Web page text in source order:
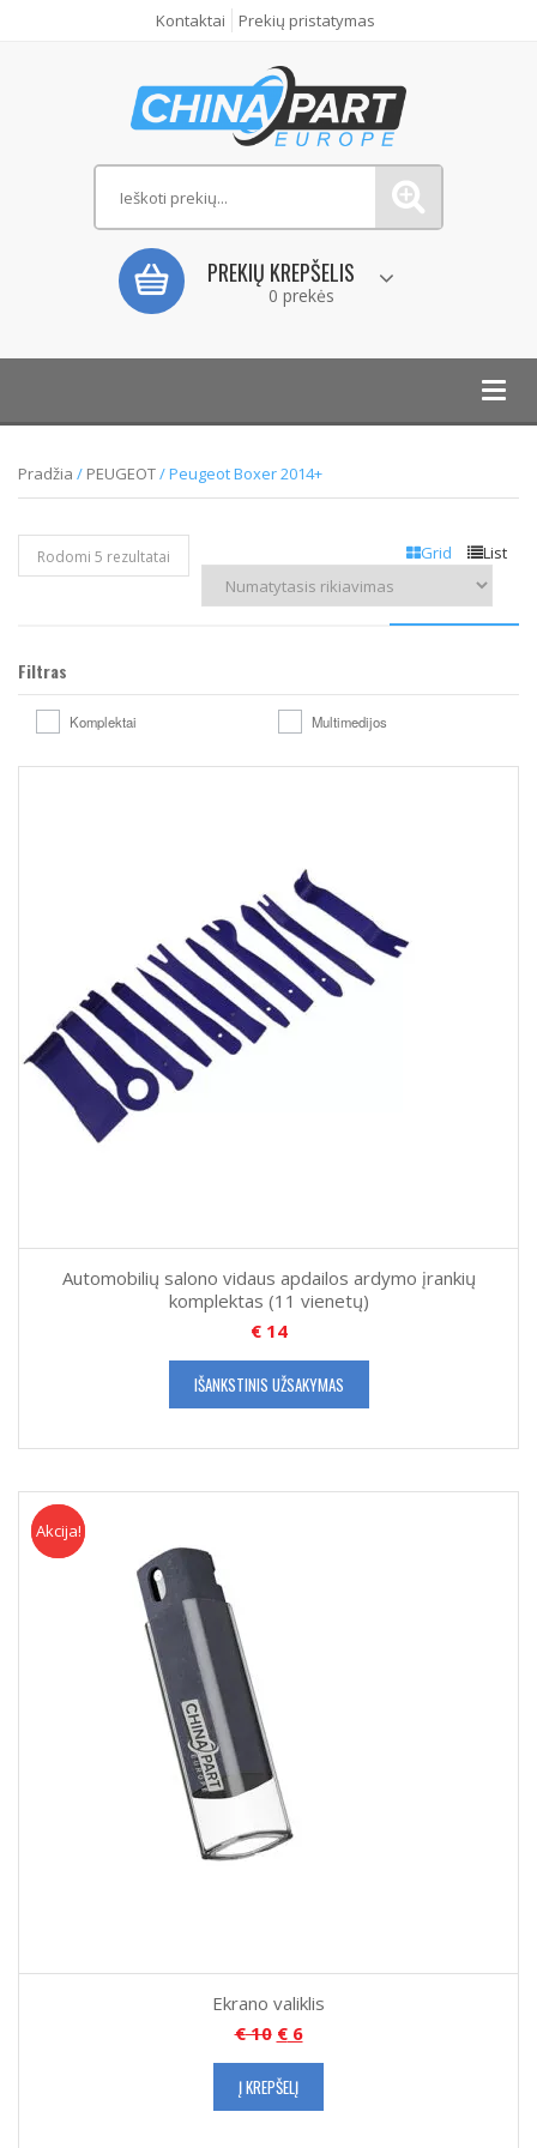
Kontaktai Prekių pristatymas
PREKIŲ KREPŠELIS
0 prekės
Pradžia / PEUGEOT/ Peugeot Boxer 2014+
Grid List
Rodomi 5 rezultatai
Filtras
Komplektai Multimedijos
Automobilių salono vidaus apdailos ardymo įrankių
komplektas (11 vienetų)
€14
IŠANKSTINIS UŽSAKYMAS
Akcija
Akcija!
Ekrano valiklis
€10 €6
Į KREPŠELĮ